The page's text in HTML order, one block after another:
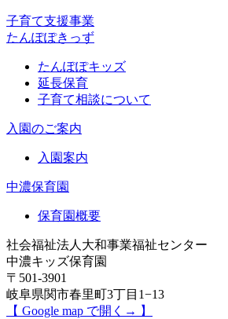
子育て支援事業
たんぽぽきっず
たんぽぽキッズ
延長保育
子育て相談について
入園のご案内
入園案内
中濃保育園
保育園概要
社会福祉法人大和事業福祉センター
中濃キッズ保育園
〒501-3901
岐阜県関市春里町3丁目1−13
【 Google map で開く→ 】